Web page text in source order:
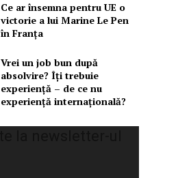
Ce ar însemna pentru UE o
victorie a lui Marine Le Pen
în Franța
Vrei un job bun după
absolvire? Îți trebuie
experiență – de ce nu
experiență internațională?